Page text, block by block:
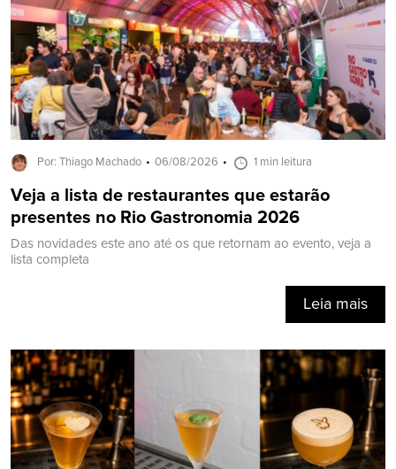
Por: Thiago Machado 06/08/2026 1 min leitura
Veja a lista de restaurantes que estarão
presentes no Rio Gastronomia 2026
Das novidades este ano até os que retornam ao evento, veja a
lista completa
Leia mais